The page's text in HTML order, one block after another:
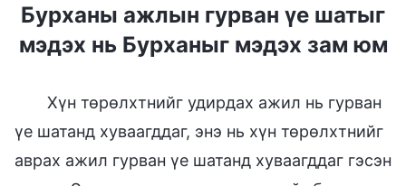
Бурханы ажлын гурван үе шатыг
мэдэх нь Бурханыг мэдэх зам юм
Хүн төрөлхтнийг удирдах ажил нь гурван
үе шатанд хуваагддаг, энэ нь хүн төрөлхтнийг
аврах ажил гурван үе шатанд хуваагддаг гэсэн